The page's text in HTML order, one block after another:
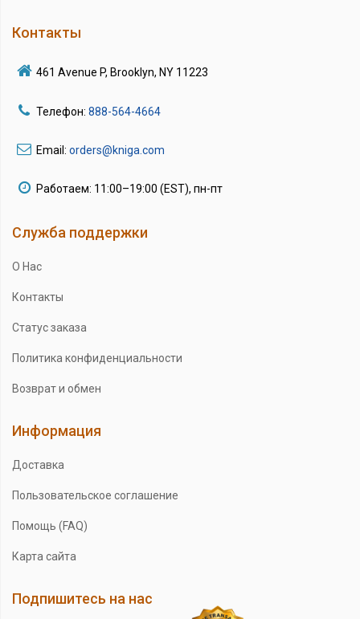
Контакты
461 Avenue P, Brooklyn, NY 11223
Телефон: 888-564-4664
Email: orders@kniga.com
Работаем: 11:00–19:00 (EST), пн-пт
Служба поддержки
О Нас
Контакты
Статус заказа
Политика конфиденциальности
Возврат и обмен
Информация
Доставка
Пользовательское соглашение
Помощь (FAQ)
Карта сайта
Подпишитесь на нас